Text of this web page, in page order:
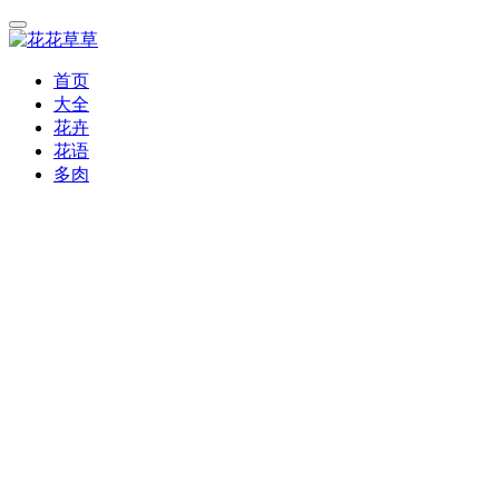
首页
大全
花卉
花语
多肉